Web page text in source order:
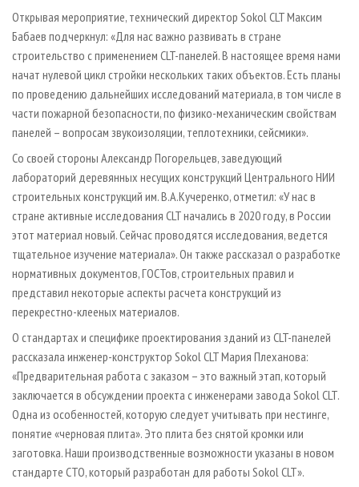
Открывая мероприятие, технический директор Sokol CLT Максим
Бабаев подчеркнул: «Для нас важно развивать в стране
строительство c применением CLT-панелей. В настоящее время нами
начат нулевой цикл стройки нескольких таких объектов. Есть планы
по проведению дальнейших исследований материала, в том числе в
части пожарной безопасности, по физико-механическим свойствам
панелей – вопросам звукоизоляции, теплотехники, сейсмики».
Со своей стороны Александр Погорельцев, заведующий
лабораторий деревянных несущих конструкций Центрального НИИ
строительных конструкций им. В.А.Кучеренко, отметил: «У нас в
стране активные исследования CLT начались в 2020 году, в России
этот материал новый. Сейчас проводятся исследования, ведется
тщательное изучение материала». Он также рассказал о разработке
нормативных документов, ГОСТов, строительных правил и
представил некоторые аспекты расчета конструкций из
перекрестно-клееных материалов.
О стандартах и специфике проектирования зданий из CLT-панелей
рассказала инженер-конструктор Sokol CLT Мария Плеханова:
«Предварительная работа с заказом – это важный этап, который
заключается в обсуждении проекта с инженерами завода Sokol CLT.
Одна из особенностей, которую следует учитывать при нестинге,
понятие «черновая плита». Это плита без снятой кромки или
заготовка. Наши производственные возможности указаны в новом
стандарте СТО, который разработан для работы Sokol CLT».